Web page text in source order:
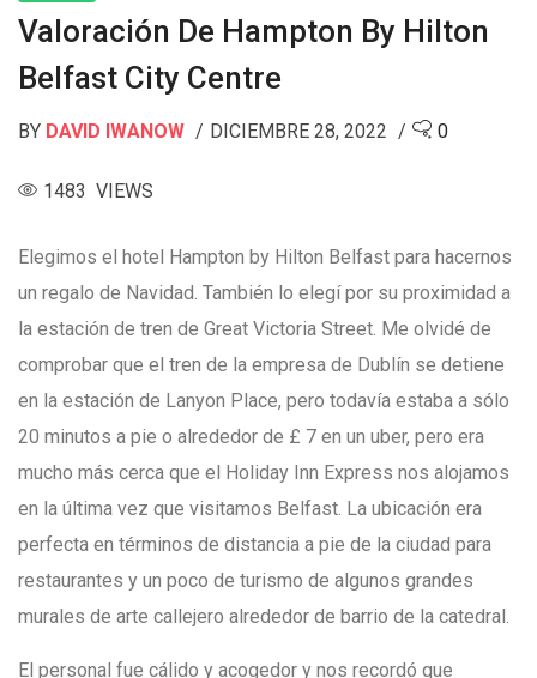
Valoración De Hampton By Hilton
Belfast City Centre
BY DAVID IWANOW DICIEMBRE 28, 2022 0
1483 VIEWS
Elegimos el hotel Hampton by Hilton Belfast para hacernos
un regalo de Navidad. También lo elegí por su proximidad a
la estación de tren de Great Victoria Street. Me olvidé de
comprobar que el tren de la empresa de Dublín se detiene
en la estación de Lanyon Place, pero todavía estaba a sólo
20 minutos a pie o alrededor de £ 7 en un uber, pero era
mucho más cerca que el Holiday Inn Express nos alojamos
en la última vez que visitamos Belfast. La ubicación era
perfecta en términos de distancia a pie de la ciudad para
restaurantes y un poco de turismo de algunos grandes
murales de arte callejero alrededor de barrio de la catedral.
El personal fue cálido y acogedor y nos recordó que